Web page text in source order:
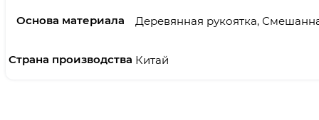
Основа материала Деревянная рукоятка,
Страна производства Китай